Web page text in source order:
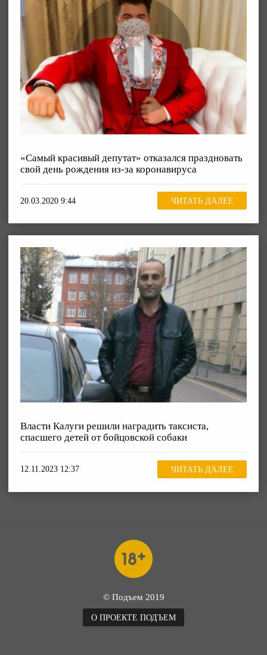
«Самый красивый депутат» отказался праздновать
свой день рождения из-за коронавируса
20.03.2020 9:44 ЧИТАТЬ ДАЛЕЕ
Власти Калуги решили наградить таксиста,
спасшего детей от бойцовской собаки
12.11.2023 12:37 ЧИТАТЬ ДАЛЕЕ
© Подъем 2019
О ПРОЕКТЕ ПОДЪЕМ